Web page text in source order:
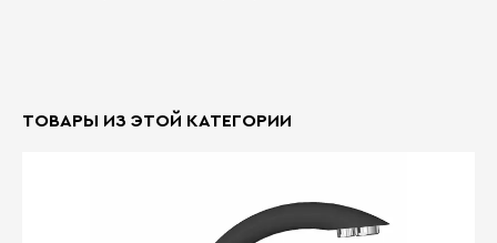
ТОВАРЫ ИЗ ЭТОЙ КАТЕГОРИИ